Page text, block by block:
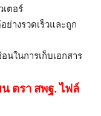
ตอร์
ย่างรวดเร็วและถูก
ในการเก็บเอกสาร
ตรา สพฐ. ไฟล์